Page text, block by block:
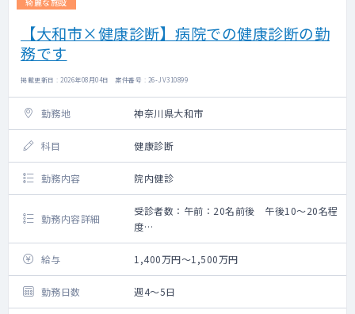
【大和市×健康診断】病院での健康診断の勤
務です
掲載更新日 : 2026年08月04日 案件番号 : 26-JV310899
勤務地 神奈川県大和市
科目 健康診断
勤務内容 院内健診
勤務内容詳細
受診者数：午前：20名前後 午後10～20名程
度
【勤務内容】
●健康診断：人間ドック・企業健診・住民健
診など
●予防接種
給与 1,400万円～1,500万円
勤務日数 週4～5日